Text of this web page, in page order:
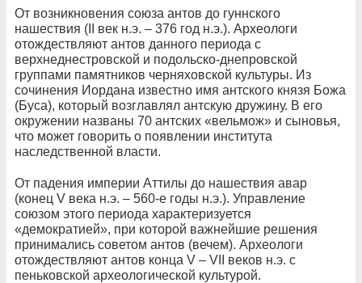
От возникновения союза антов до гуннского
нашествия (II век н.э. – 376 год н.э.). Археологи
отождествляют антов данного периода с
верхнеднестровской и подольско-днепровской
группами памятников черняховской культуры. Из
сочинения Иордана известно имя антского князя Божа
(Буса), который возглавлял антскую дружину. В его
окружении названы 70 антских «вельмож» и сыновья,
что может говорить о появлении института
наследственной власти.
От падения империи Аттилы до нашествия авар
(конец V века н.э. – 560-е годы н.э.). Управление
союзом этого периода характеризуется
«демократией», при которой важнейшие решения
принимались советом антов (вечем). Археологи
отождествляют антов конца V – VII веков н.э. с
пеньковской археологической культурой.